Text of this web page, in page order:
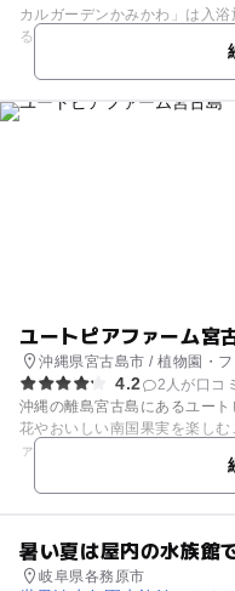
カルガーデンかみかわ」は入
る住民憩いの場です。 温泉は
期待できるドゴール湯です。
風景、薩摩富士と呼ばれる雄
錦江湾と開聞岳に沈む夕日の
スでは、ハイビスカスなど季
らしい熱帯の植物や果樹を観
らも美しい風景が眼前に広が
ユートピアファーム宮
沖縄県宮古島市 / 植物園・
4.2
2人が口コ
沖縄の離島宮古島にあるユー
花やおいしい南国果実を楽しむことができます
ァーム宮古島」の見学コース
カルフルーツやハイビスカスな
に南アフリカで咲いているお
な「ハイビスカス」の花園で
す。 パパイヤ・マンゴー園で
物作り」を心がけていて、こ
暑い夏は屋内の水族館
岐阜県各務原市